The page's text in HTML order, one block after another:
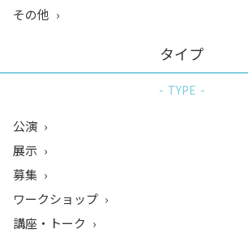
その他
タイプ
TYPE
公演
展示
募集
ワークショップ
講座・トーク